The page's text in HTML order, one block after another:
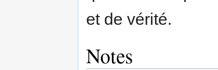
et de vérité.
Notes